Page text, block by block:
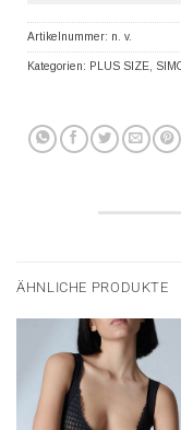
Artikelnummer: n. v.
Kategorien: PLUS SIZE
ÄHNLICHE PRODUKTE